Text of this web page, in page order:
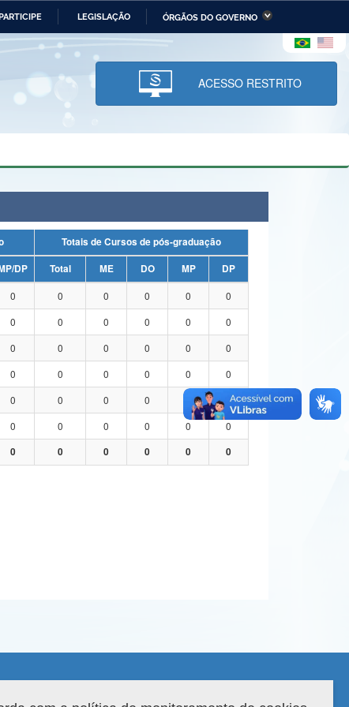
LEGISLAÇÃO ÓRGÃOS DO GOVERNO
da Economia Ministério da Infraestrutura
Ministério da Ciência,
Tecnologia, Inovações e
Comunicações
Humanos
ACESSO RESTRITO
Totais de Cursos de pós-graduação
DP Total ME DO MP
DP
0 0 0 0 0
0
0 0 0 0 0
0
0 0 0 0 0
0
0 0 0 0 0
0
0 0 0 0
0
0 0 0 0 0
0
0 0 0 0 0 0